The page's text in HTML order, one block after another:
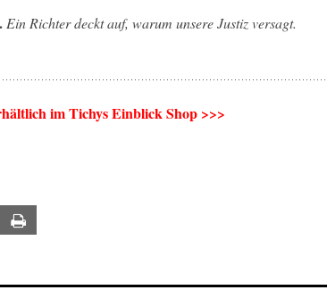
Ein Richter deckt auf, warum unsere Justiz versagt.
im Tichys Einblick Shop >>>
Email